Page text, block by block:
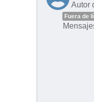
Autor
Fuera de